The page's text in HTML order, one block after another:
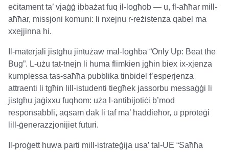
eċitament ta’ vjaġġ ibbażat fuq il-logħob — u, fl-aħħar mill-
aħħar, missjoni komuni: li nxejnu r-reżistenza qabel ma
xxejjinna hi.
Il-materjali jistgħu jintużaw mal-logħba “Only Up: Beat the
Bug”. L-użu tat-tnejn li huma flimkien jgħin biex ix-xjenza
kumplessa tas-saħħa pubblika tinbidel f’esperjenza
attraenti li tgħin lill-istudenti tiegħek jassorbu messaġġi li
jistgħu jaġixxu fuqhom: uża l-antibijotiċi b’mod
responsabbli, aqsam dak li taf ma’ ħaddieħor, u pproteġi
lill-ġenerazzjonijiet futuri.
Il-proġett huwa parti mill-istrateġija usa’ tal-UE “Saħħa